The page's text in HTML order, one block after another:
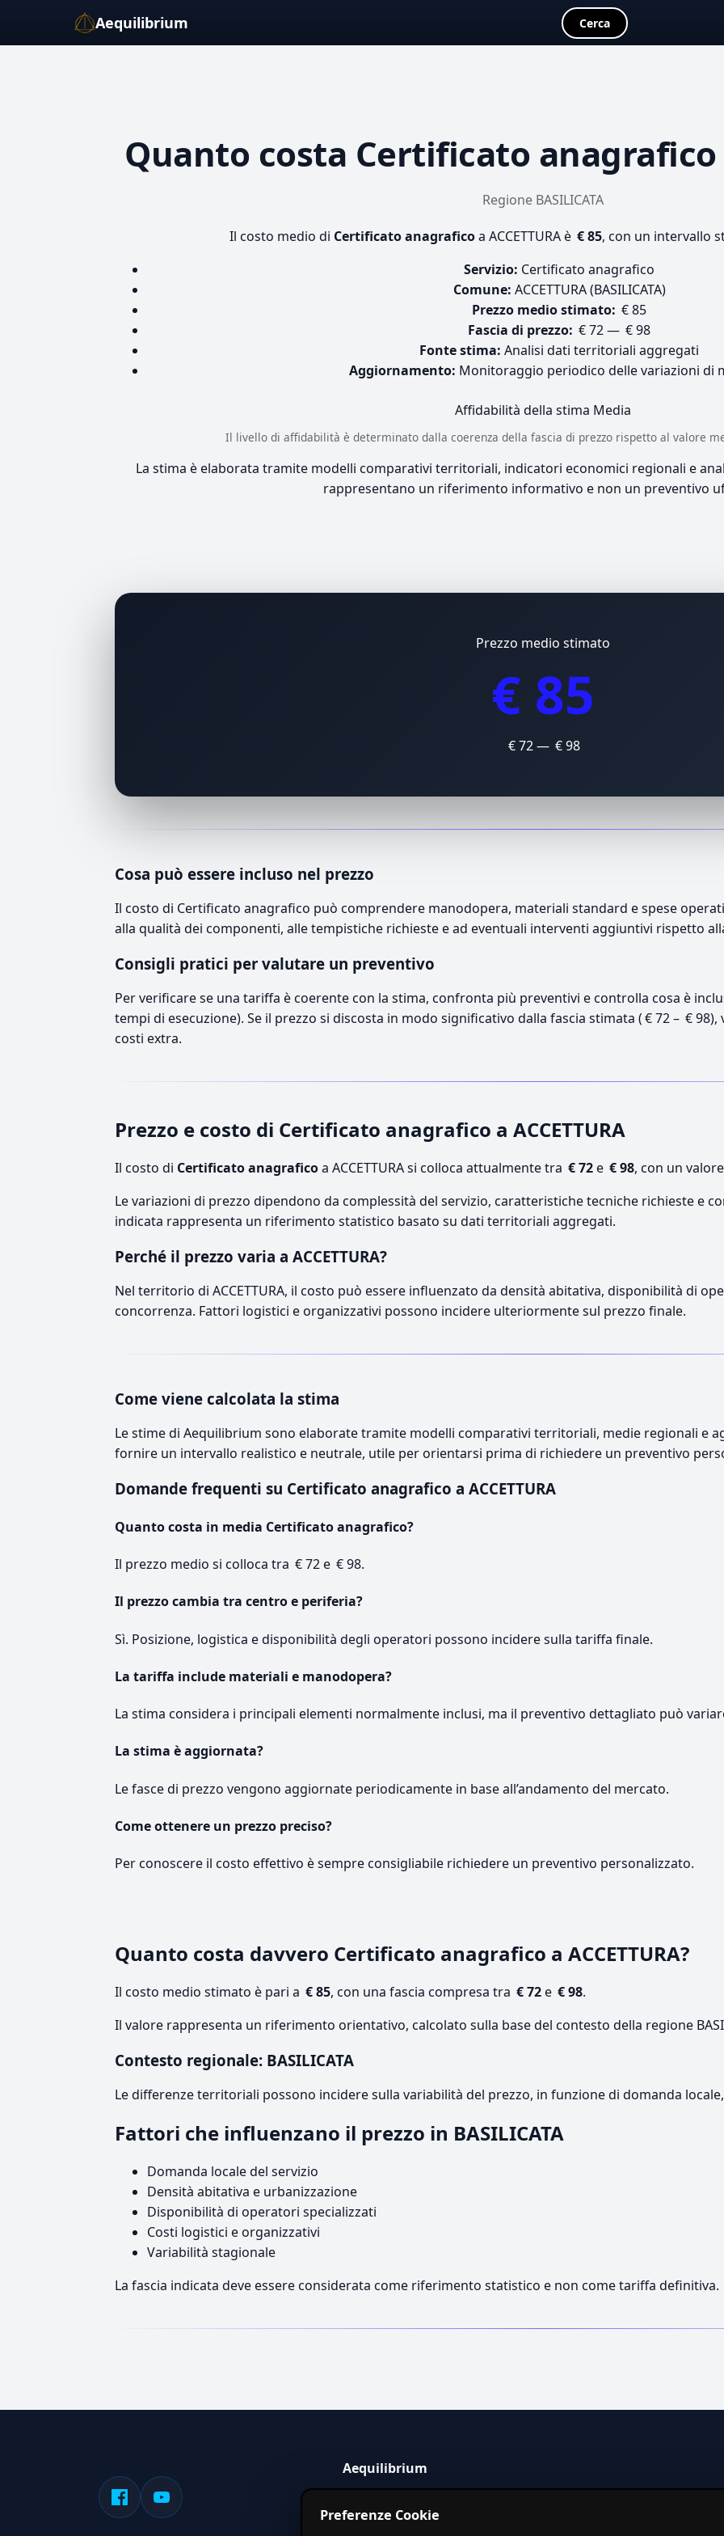
Aequilibrium Cerca
Quanto costa Certificato anagrafico
Regione BASILICATA
Il costo medio di Certificato anagraficoa ACCETTURA è € 85, con un intervallo
Servizio: Certificato anagrafico
Comune: ACCETTURA (BASILICATA)
Prezzo medio stimato: € 85
Fascia di prezzo: € 72 — € 98
Fonte stima: Analisi dati territoriali aggregati
Aggiornamento: Monitoraggio periodico delle variazioni di
Affidabilità della stima Media
Il livello di affidabilità è determinato dalla coerenza della fascia di prezzo rispetto al valore
La stima è elaborata tramite modelli comparativi territoriali, indicatori economici regionali e
rappresentano un riferimento informativo e non un preventivo
Prezzo medio stimato
€ 85
€ 72 — € 98
Cosa può essere incluso nel prezzo
Il costo di Certificato anagrafico può comprendere manodopera, materiali standard e spese
alla qualità dei componenti, alle tempistiche richieste e ad eventuali interventi aggiuntivi rispetto
Consigli pratici per valutare un preventivo
Per verificare se una tariffa è coerente con la stima, confronta più preventivi e controlla cosa è
tempi di esecuzione). Se il prezzo si discosta in modo significativo dalla fascia stimata ( € 72 – €
costi extra.
Prezzo e costo di Certificato anagrafico a ACCETTURA
Il costo di Certificato anagraficoa ACCETTURA si colloca attualmente tra € 72e € 98, con un
Le variazioni di prezzo dipendono da complessità del servizio, caratteristiche tecniche richieste e
indicata rappresenta un riferimento statistico basato su dati territoriali aggregati.
Perché il prezzo varia a ACCETTURA?
Nel territorio di ACCETTURA, il costo può essere influenzato da densità abitativa, disponibilità di
concorrenza. Fattori logistici e organizzativi possono incidere ulteriormente sul prezzo finale.
Come viene calcolata la stima
Le stime di Aequilibrium sono elaborate tramite modelli comparativi territoriali, medie regionali e
fornire un intervallo realistico e neutrale, utile per orientarsi prima di richiedere un preventivo
Domande frequenti su Certificato anagrafico a ACCETTURA
Quanto costa in media Certificato anagrafico?
Il prezzo medio si colloca tra € 72 e € 98.
Il prezzo cambia tra centro e periferia?
Sì. Posizione, logistica e disponibilità degli operatori possono incidere sulla tariffa finale.
La tariffa include materiali e manodopera?
La stima considera i principali elementi normalmente inclusi, ma il preventivo dettagliato può
La stima è aggiornata?
Le fasce di prezzo vengono aggiornate periodicamente in base all’andamento del mercato.
Come ottenere un prezzo preciso?
Per conoscere il costo effettivo è sempre consigliabile richiedere un preventivo personalizzato.
Quanto costa davvero Certificato anagrafico a ACCETTURA?
Il costo medio stimato è pari a € 85, con una fascia compresa tra € 72e € 98.
Il valore rappresenta un riferimento orientativo, calcolato sulla base del contesto della regione
Contesto regionale: BASILICATA
Le differenze territoriali possono incidere sulla variabilità del prezzo, in funzione di domanda
Fattori che influenzano il prezzo in BASILICATA
Domanda locale del servizio
Densità abitativa e urbanizzazione
Disponibilità di operatori specializzati
Costi logistici e organizzativi
Variabilità stagionale
La fascia indicata deve essere considerata come riferimento statistico e non come tariffa definitiva.
Aequilibrium
servizi in Italia.
Preferenze Cookie